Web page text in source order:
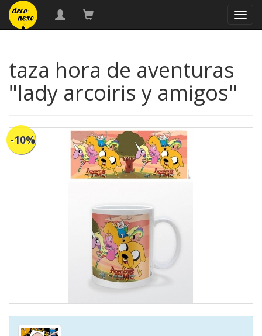
taza hora de aventuras
"lady arcoiris y amigos"
-10%